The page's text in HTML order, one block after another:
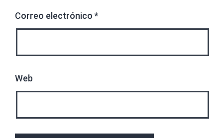
Correo electrónico *
Web